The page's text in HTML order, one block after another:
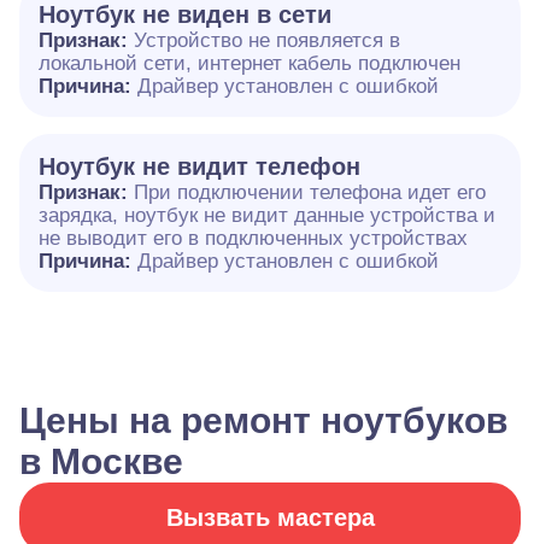
Ноутбук не виден в сети
Признак: Устройство не появляется в
локальной сети, интернет кабель подключен
Причина: Драйвер установлен с ошибкой
Ноутбук не видит телефон
Признак: При подключении телефона идет его
зарядка, ноутбук не видит данные устройства и
не выводит его в подключенных устройствах
Причина: Драйвер установлен с ошибкой
Цены на ремонт ноутбуков
в Москве
Вызвать мастера